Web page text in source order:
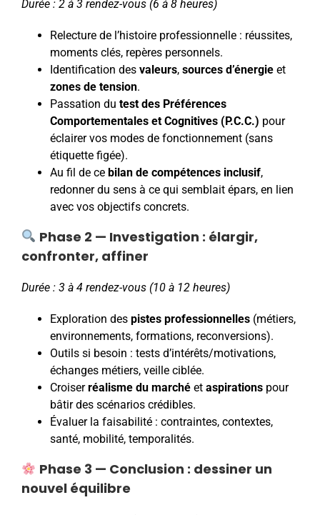
Durée : 2 à 3 rendez-vous (6 à 8 heures)
Relecture de l’histoire professionnelle : réussites,
moments clés, repères personnels.
Identification des valeurs, sources d’énergie et
zones de tension.
Passation du test des Préférences
Comportementales et Cognitives (P.C.C.) pour
éclairer vos modes de fonctionnement (sans
étiquette figée).
Au fil de ce bilan de compétences inclusif,
redonner du sens à ce qui semblait épars, en lien
avec vos objectifs concrets.
Phase 2 — Investigation : élargir,
confronter, affiner
Durée : 3 à 4 rendez-vous (10 à 12 heures)
Exploration des pistes professionnelles (métiers,
environnements, formations, reconversions).
Outils si besoin : tests d’intérêts/motivations,
échanges métiers, veille ciblée.
Croiserréalisme du marché et aspirations pour
bâtir des scénarios crédibles.
Évaluer la faisabilité : contraintes, contextes,
santé, mobilité, temporalités.
Phase 3 — Conclusion : dessiner un
nouvel équilibre